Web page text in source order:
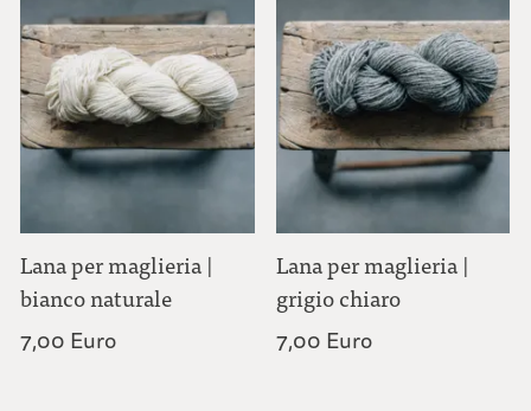
Lana per maglieria |
bianco naturale
7,00 Euro
Lana per maglieria |
grigio chiaro
7,00 Euro